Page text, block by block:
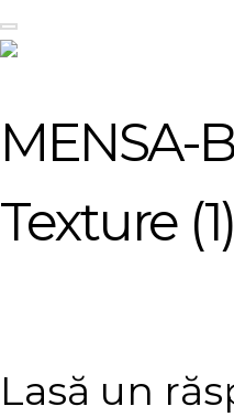
MENSA-
Texture (1)
Lasă un